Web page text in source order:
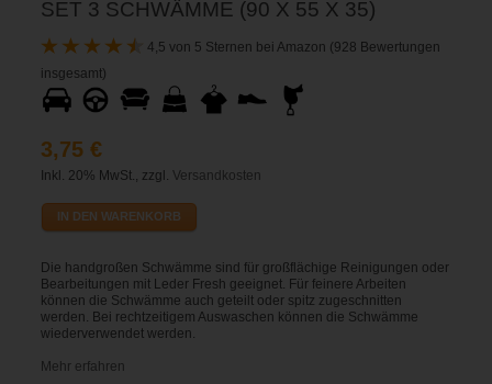
SET 3 SCHWÄMME (90 X 55 X 35)
4,5 von 5 Sternen bei Amazon (928 Bewertungen
insgesamt)
3,75 €
Inkl. 20% MwSt., zzgl. Versandkosten
IN DEN WARENKORB
Die handgroßen Schwämme sind für großflächige Reinigungen oder
Bearbeitungen mit Leder Fresh geeignet. Für feinere Arbeiten
können die Schwämme auch geteilt oder spitz zugeschnitten
werden. Bei rechtzeitigem Auswaschen können die Schwämme
wiederverwendet werden.
Mehr erfahren